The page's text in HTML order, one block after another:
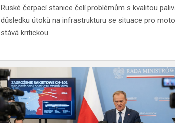
Ruské čerpací stanice čelí problémům s kvalitou
důsledku útoků na infrastrukturu se situace pro
stává kritickou.